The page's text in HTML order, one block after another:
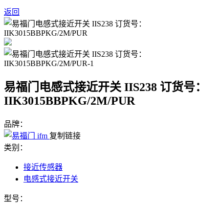
返回
易福门电感式接近开关 IIS238 订货号：
IIK3015BBPKG/2M/PUR
品牌：
复制链接
类别：
接近传感器
电感式接近开关
型号：